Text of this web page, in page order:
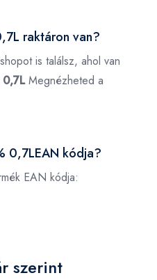
raktáron van?
is találsz, ahol van
Megnézheted a
0,7LEAN kódja?
EAN kódja:
szerint